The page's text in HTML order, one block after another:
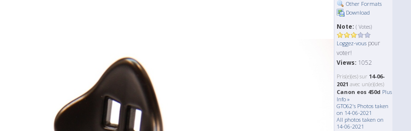
Other Formats
Download
Note: ( Votes)
Loggez-vous pour
voter!
Views: 1052
Pris(e)(es) sur 14-06-
2021 avec un(e)(des)
Canon eos 450d Plus
Info »
GTO62's Photos taken
on 14-06-2021
All photos taken on
14-06-2021